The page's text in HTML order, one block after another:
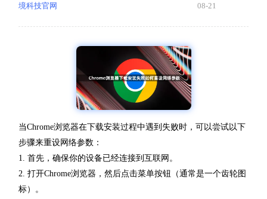
境科技官网
08-21
当Chrome浏览器在下载安装过程中遇到失败时，可以尝试以下
步骤来重设网络参数：
1. 首先，确保你的设备已经连接到互联网。
2. 打开Chrome浏览器，然后点击菜单按钮（通常是一个齿轮图
标）。